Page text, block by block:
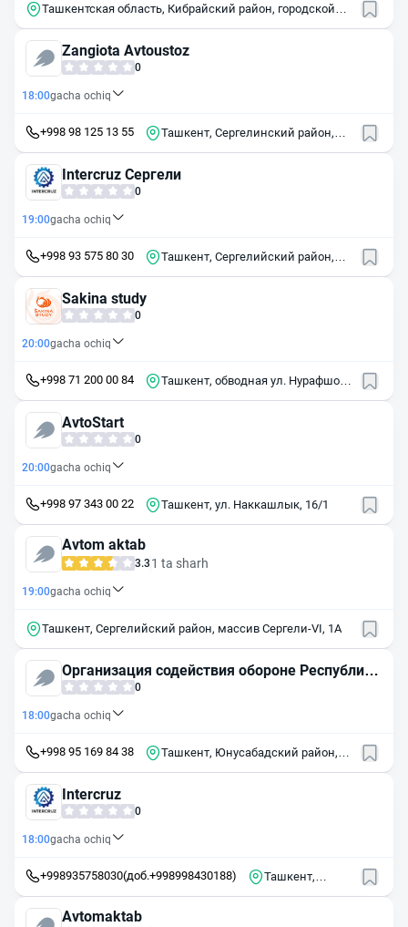
Ташкентская область, Кибрайский район, городской
Zangiota Avtoustoz
0
18:00gacha ochiq
+998 98 125 13 55
Ташкент, Сергелинский район,
Intercruz Сергели
0
19:00gacha ochiq
+998 93 575 80 30
Ташкент, Сергелийский район,
Sakina study
0
20:00gacha ochiq
+998 71 200 00 84
Ташкент, обводная ул. Нурафшон,
AvtoStart
0
20:00gacha ochiq
+998 97 343 00 22 Ташкент, ул. Наккашлык, 16/1
Avtom aktab
3.3 1 ta sharh
19:00gacha ochiq
Ташкент, Сергелийский район, массив Сергели-VI, 1А
Организация содействия обороне Республики
Узбекистан Ватанпарвар
0
18:00gacha ochiq
+998 95 169 84 38
Ташкент, Юнусабадский район,
Intercruz
0
18:00gacha ochiq
+998935758030(доб.+998998430188)
Ташкент,
Avtomaktab